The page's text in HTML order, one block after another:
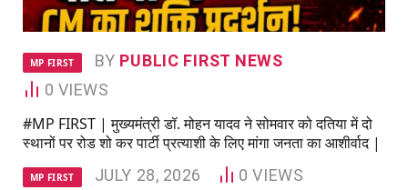
MP FIRST BY PUBLIC FIRST NEWS
0 VIEWS
#MP FIRST | मुख्यमंत्री डॉ. मोहन यादव ने सोमवार को दतिया में दो
स्थानों पर रोड शो कर पार्टी प्रत्याशी के लिए मांगा जनता का आशीर्वाद |
MP FIRST JULY 28, 2026 0VIEWS